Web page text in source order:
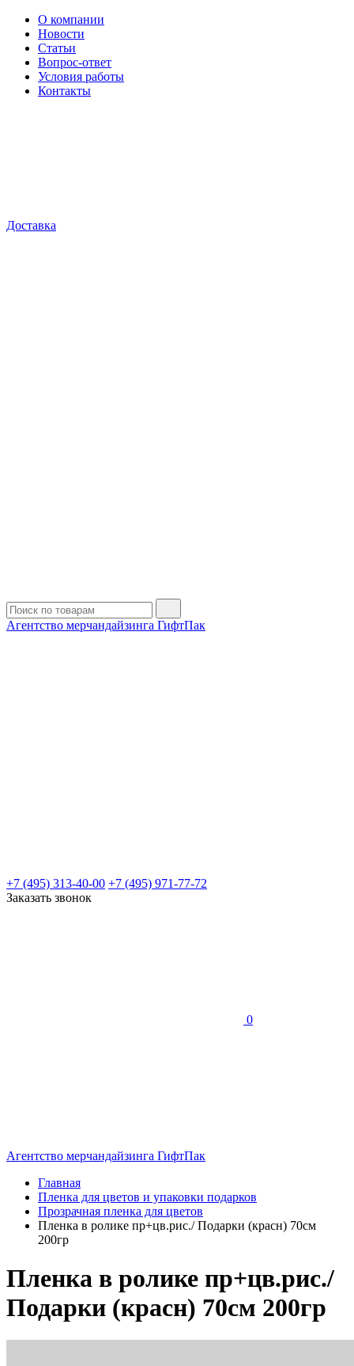
О компании
Новости
Статьи
Вопрос-ответ
Условия работы
Контакты
Доставка
Агентство мерчандайзинга ГифтПак
+7 (495) 313-40-00 +7 (495) 971-77-72
Заказать звонок
0
Агентство мерчандайзинга ГифтПак
Главная
Пленка для цветов и упаковки подарков
Прозрачная пленка для цветов
Пленка в ролике пр+цв.рис./ Подарки (красн) 70см
200гр
Пленка в ролике пр+цв.рис./
Подарки (красн) 70см 200гр